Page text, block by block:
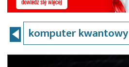
komputer kwantowy